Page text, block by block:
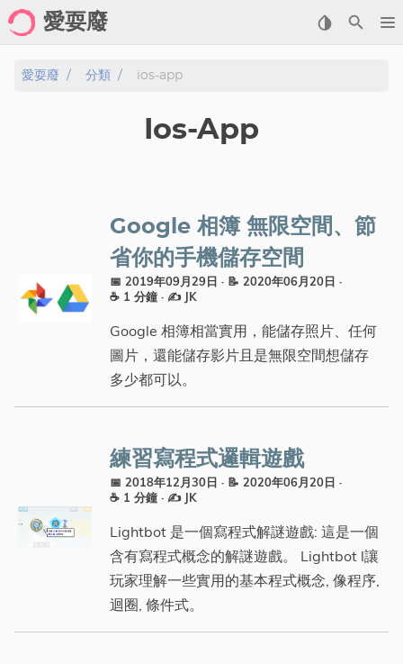
愛耍廢
Home
Cartoon
Photo
分類
愛耍廢 分類 ios-app
Ios-App
Google 相簿 無限空間、節
省你的手機儲存空間
📅 2019年09月29日 · 📝 2020年06月20日 ·
☕ 1 分鐘 · ✍️ JK
Google 相簿相當實用，能儲存照片、任何
圖片，還能儲存影片且是無限空間想儲存
多少都可以。
練習寫程式邏輯遊戲
📅 2018年12月30日 · 📝 2020年06月20日 ·
☕ 1 分鐘 · ✍️ JK
Lightbot 是一個寫程式解謎遊戲: 這是一個
含有寫程式概念的解謎遊戲。 Lightbot l讓
玩家理解一些實用的基本程式概念, 像程序,
迴圈, 條件式。